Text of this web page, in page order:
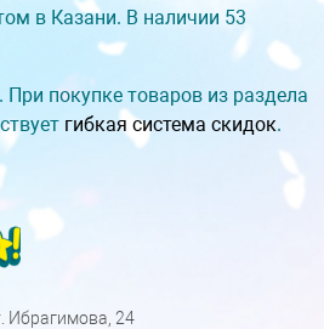
в Казани. В наличии 53
. При покупке товаров из раздела
гибкая система скидок.
Ибрагимова, 24